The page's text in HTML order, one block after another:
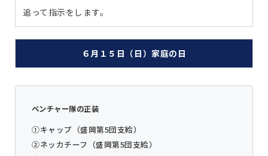
追って指示をします。
６月１５日（日）家庭の日
ベンチャー隊の正装
①キャップ（盛岡第5団支給）
②ネッカチーフ（盛岡第5団支給）